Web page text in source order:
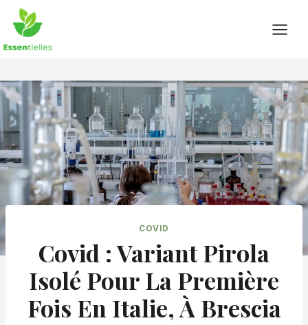
Skip
content
COVID
Covid : Variant Pirola
Isolé Pour La Première
Fois En Italie, À Brescia